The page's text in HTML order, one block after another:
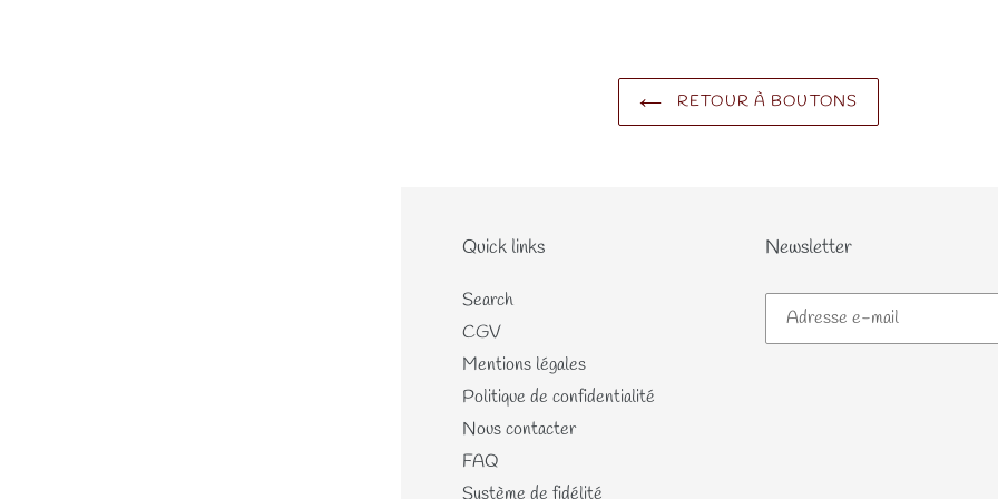
RETOUR À BOUTONS
Quick links
Search
CGV
Mentions légales
Politique de confidentialité
Nous contacter
FAQ
Système de fidélité
Newsletter